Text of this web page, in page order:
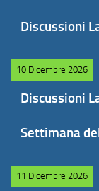
Discussioni
10 Dicembre 2026
Discussioni
Settimana
11 Dicembre 2026